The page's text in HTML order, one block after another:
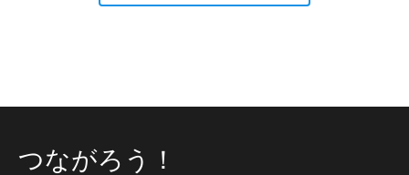
つながろう！